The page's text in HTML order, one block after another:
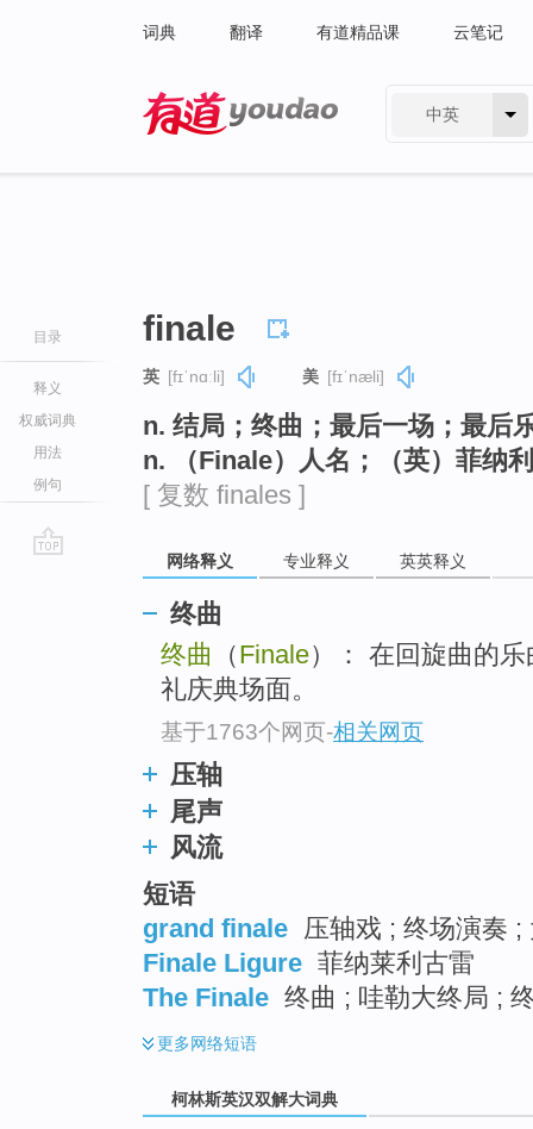
词典 翻译 有道精品课 云笔记
中英
目录
释义
权威词典
用法
例句
finale
英 [fɪˈnɑːli] 美 [fɪˈnæli]
n. 结局；终曲；最后一场；最后
n. （Finale）人名；（英）菲纳
[ 复数 finales ]
网络释义 专业释义 英英释义
终曲
终曲
（Finale）： 在回旋曲的
礼庆典场面。
基于1763个网页-相关网页
压轴
尾声
风流
短语
grand finale 压轴戏 ; 终场演奏 ;
Finale Ligure 菲纳莱利古雷
The Finale 终曲 ; 哇勒大终局 ;
更多网络短语
柯林斯英汉双解大词典